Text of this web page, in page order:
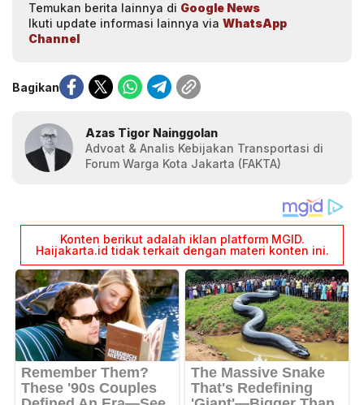
Temukan berita lainnya di Google News
Ikuti update informasi lainnya via WhatsApp
Channel
Bagikan
Azas Tigor Nainggolan
Advoat & Analis Kebijakan Transportasi di
Forum Warga Kota Jakarta (FAKTA)